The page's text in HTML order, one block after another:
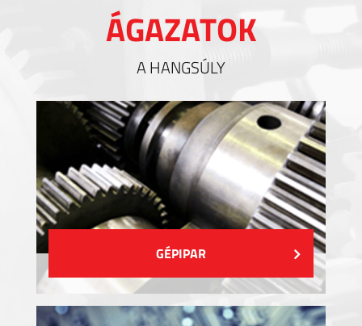
Kitöltések és hőkezelés
Szigetelés
MUTASS TÖBBET
ÁGAZATOK
A HANGSÚLY
GÉPIPAR